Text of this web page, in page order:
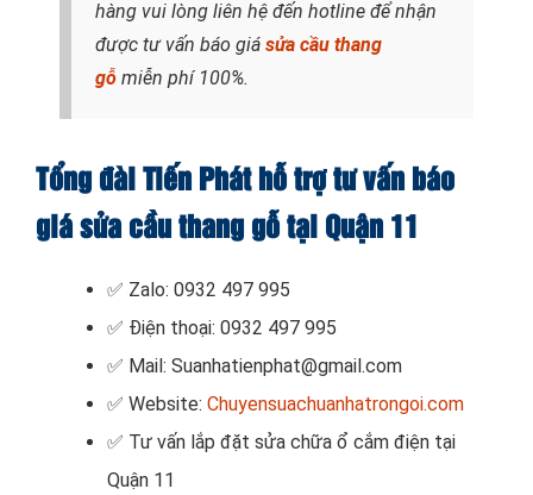
hàng vui lòng liên hệ đến hotline để nhận
được tư vấn báo giá sửa cầu thang
gỗ miễn phí 100%.
Tổng đài Tiến Phát hỗ trợ tư vấn báo
giá sửa cầu thang gỗ tại Quận 11
✅ Zalo: 0932 497 995
✅ Điện thoại: 0932 497 995
✅ Mail: Suanhatienphat@gmail.com
✅ Website: Chuyensuachuanhatrongoi.com
✅ Tư vấn lắp đặt sửa chữa ổ cắm điện tại
Quận 11